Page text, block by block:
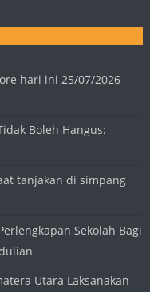
hari ini 25/07/2026
Boleh Hangus:
tanjakan di simpang
Sekolah Bagi
Utara Laksanakan